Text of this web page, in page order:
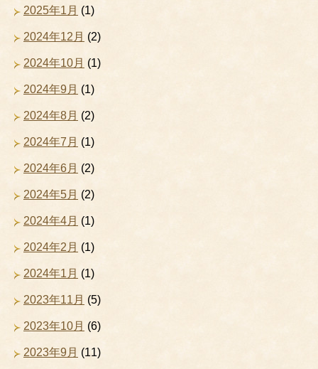
2025年1月 (1)
2024年12月 (2)
2024年10月 (1)
2024年9月 (1)
2024年8月 (2)
2024年7月 (1)
2024年6月 (2)
2024年5月 (2)
2024年4月 (1)
2024年2月 (1)
2024年1月 (1)
2023年11月 (5)
2023年10月 (6)
2023年9月 (11)